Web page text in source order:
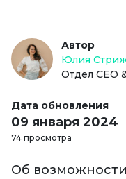
Автор
Юлия
Отдел СЕО
Дата обновления
09 января 2024
74 просмотра
Об